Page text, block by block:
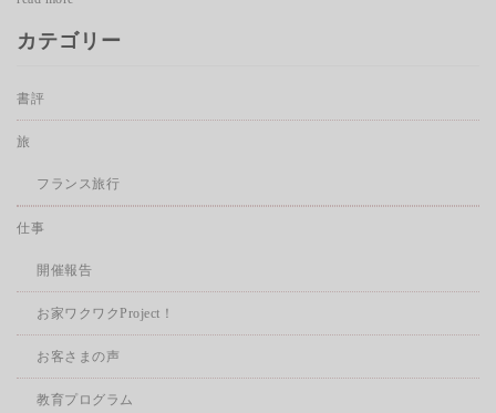
カテゴリー
書評
旅
フランス旅行
仕事
開催報告
お家ワクワクProject！
お客さまの声
教育プログラム